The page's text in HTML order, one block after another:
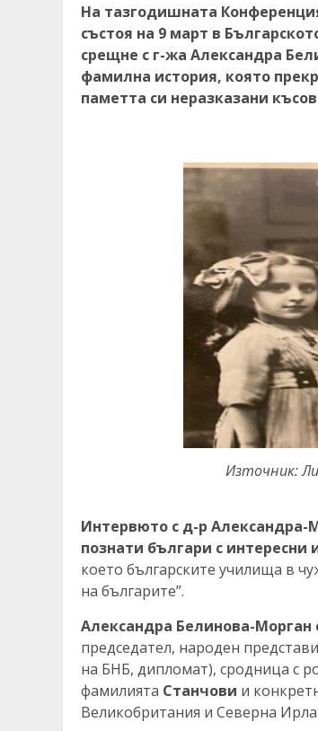
На тазгодишната
състоя на 9 март в
срещне с г-жа Александра
фамилна история, която
паметта си неразказани
Източник:
Интервюто с д-р Александра-
познати българи с
което българските училища в
на българите”.
Александра Белинова-Морган
председател, народен
на БНБ, дипломат), сродница с
фамилията Станчови и
Великобритания и Северна